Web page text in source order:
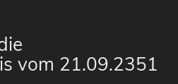
vom 21.09.2351